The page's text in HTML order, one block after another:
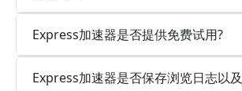
Express加速器是否提供免费试用?
Express加速器是否保存浏览日志以